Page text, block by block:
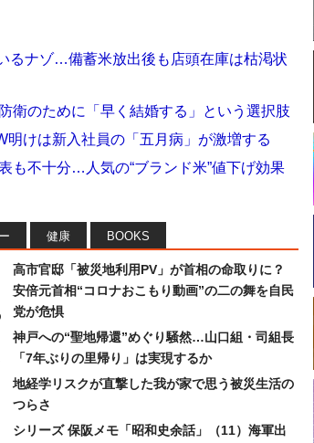
るナゾ…備蓄米放出後も店頭在庫は枯渇状
衛のために「早く結婚する」という選択肢
けは新入社員の「五月病」が激増する
も不十分…人気の“ブランド米”値下げ効果
健康 BOOKS
高市官邸「被災地利用PV」が首相の命取りに？
安倍元首相“コロナおこもり動画”の二の舞を自民
党が危惧
神戸への“聖地帰還”めぐり騒然…山口組・司組長
「7年ぶりの里帰り」は実現するか
地経学リスクが直撃した我が家で思う被災生活の
つらさ
シリーズ 保阪メモ「昭和史余話」（11）海軍出